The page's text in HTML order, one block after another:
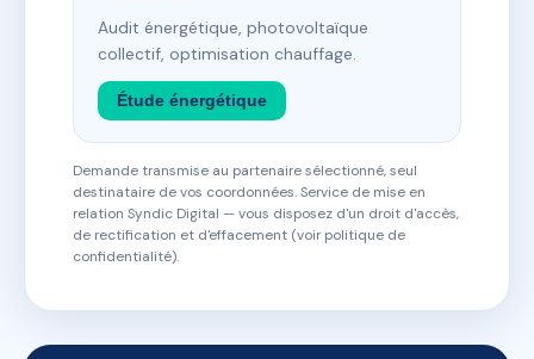
Audit énergétique, photovoltaïque
collectif, optimisation chauffage.
Étude énergétique
Demande transmise au partenaire sélectionné, seul
destinataire de vos coordonnées. Service de mise en
relation Syndic Digital — vous disposez d'un droit d'accès,
de rectification et d'effacement (voir politique de
confidentialité).